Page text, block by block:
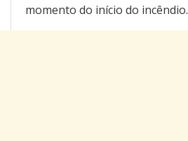
momento do início do incêndio.